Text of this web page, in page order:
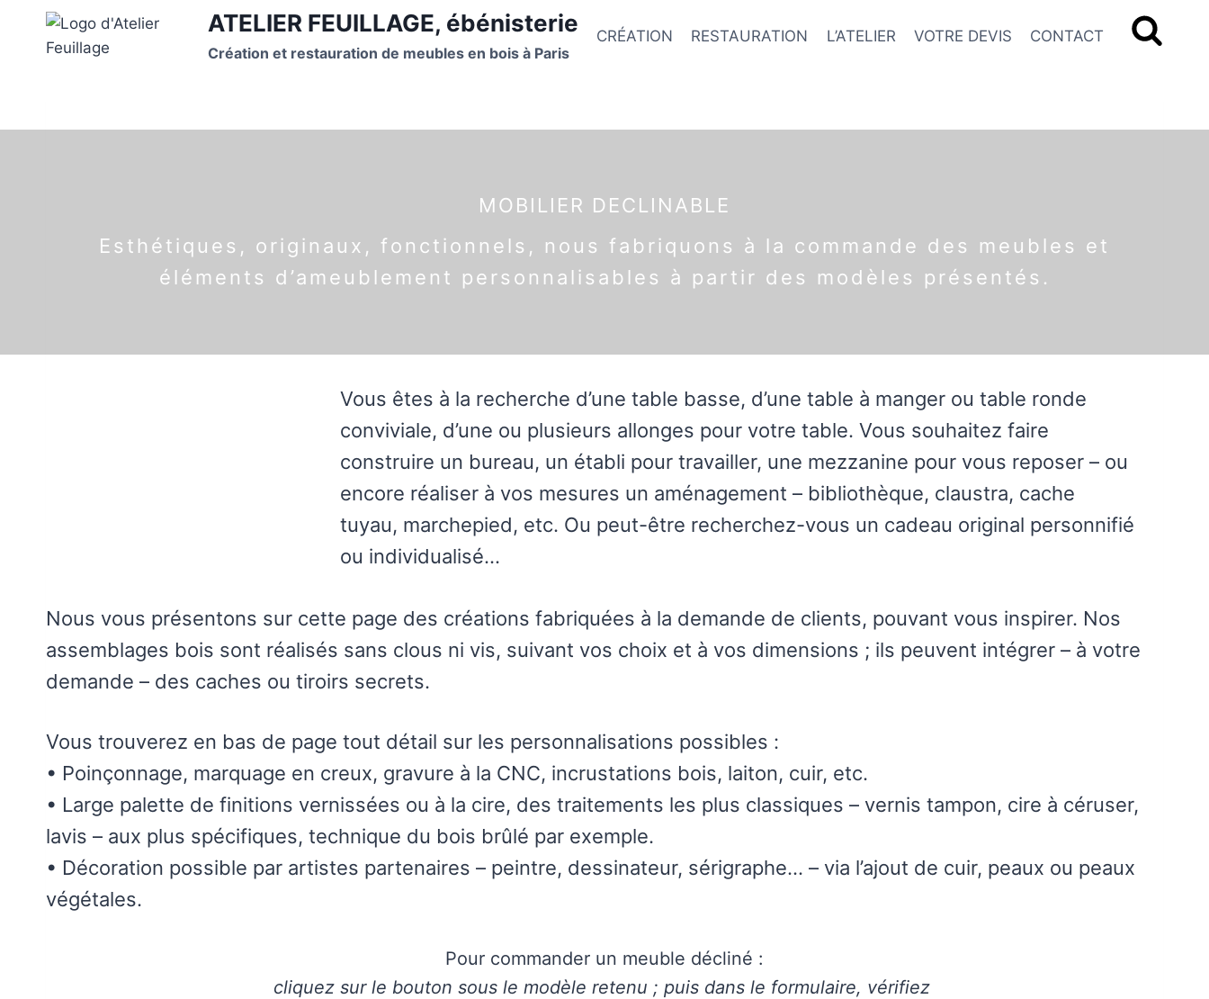
ATELIER FEUILLAGE, ébénisterie
Création et restauration de meubles en bois à Paris
CRÉATION RESTAURATION L’ATELIER VOTRE DEVIS CONTACT
MOBILIER DECLINABLE
Esthétiques, originaux, fonctionnels, nous fabriquons à la commande des meubles et
éléments d’ameublement personnalisables à partir des modèles présentés.
Vous êtes à la recherche d’une table basse, d’une table à manger ou table ronde
conviviale, d’une ou plusieurs allonges pour votre table. Vous souhaitez faire
construire un bureau, un établi pour travailler, une mezzanine pour vous reposer – ou
encore réaliser à vos mesures un aménagement – bibliothèque, claustra, cache
tuyau, marchepied, etc. Ou peut-être recherchez-vous un cadeau original personnifié
ou individualisé…
Nous vous présentons sur cette page des créations fabriquées à la demande de clients, pouvant vous inspirer. Nos
assemblages bois sont réalisés sans clous ni vis, suivant vos choix et à vos dimensions ; ils peuvent intégrer – à votre
demande – des caches ou tiroirs secrets.
Vous trouverez en bas de page tout détail sur les personnalisations possibles :
• Poinçonnage, marquage en creux, gravure à la CNC, incrustations bois, laiton, cuir, etc.
• Large palette de finitions vernissées ou à la cire, des traitements les plus classiques – vernis tampon, cire à céruser,
lavis – aux plus spécifiques, technique du bois brûlé par exemple.
• Décoration possible par artistes partenaires – peintre, dessinateur, sérigraphe… – via l’ajout de cuir, peaux ou peaux
végétales.
Pour commander un meuble décliné :
cliquez sur le bouton sous le modèle retenu ; puis dans le formulaire, vérifiez